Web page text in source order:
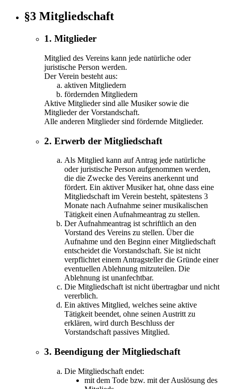
§3 Mitgliedschaft
1. Mitglieder
Mitglied des Vereins kann jede natürliche oder
juristische Person werden.
Der Verein besteht aus:
aktiven Mitgliedern
fördernden Mitgliedern
Aktive Mitglieder sind alle Musiker sowie die
Mitglieder der Vorstandschaft.
Alle anderen Mitglieder sind fördernde Mitglieder.
2. Erwerb der Mitgliedschaft
Als Mitglied kann auf Antrag jede natürliche
oder juristische Person aufgenommen werden,
die die Zwecke des Vereins anerkennt und
fördert. Ein aktiver Musiker hat, ohne dass eine
Mitgliedschaft im Verein besteht, spätestens 3
Monate nach Aufnahme seiner musikalischen
Tätigkeit einen Aufnahmeantrag zu stellen.
Der Aufnahmeantrag ist schriftlich an den
Vorstand des Vereins zu stellen. Über die
Aufnahme und den Beginn einer Mitgliedschaft
entscheidet die Vorstandschaft. Sie ist nicht
verpflichtet einem Antragsteller die Gründe einer
eventuellen Ablehnung mitzuteilen. Die
Ablehnung ist unanfechtbar.
Die Mitgliedschaft ist nicht übertragbar und nicht
vererblich.
Ein aktives Mitglied, welches seine aktive
Tätigkeit beendet, ohne seinen Austritt zu
erklären, wird durch Beschluss der
Vorstandschaft passives Mitglied.
3. Beendigung der Mitgliedschaft
Die Mitgliedschaft endet:
mit dem Tode bzw. mit der Auslösung des